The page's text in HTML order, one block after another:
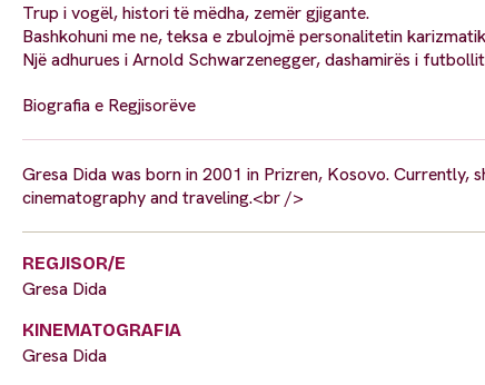
Trup i vogël, histori të mëdha, zemër gjigante.
Bashkohuni me ne, teksa e zbulojmë personalitetin
Një adhurues i Arnold Schwarzenegger, dashamirës i
Biografia e Regjisorëve
Gresa Dida was born in 2001 in Prizren, Kosovo. Currently,
cinematography and traveling.<br />
REGJISOR/E
Gresa Dida
KINEMATOGRAFIA
Gresa Dida